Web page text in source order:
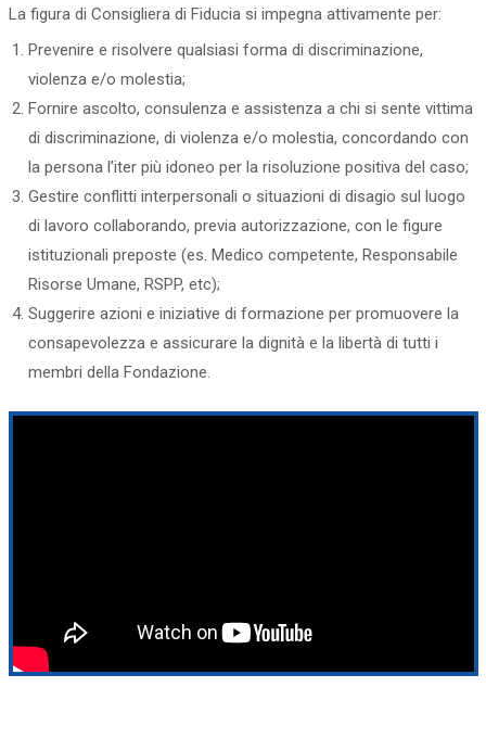
La figura di Consigliera di Fiducia si impegna attivamente per:
Prevenire e risolvere qualsiasi forma di discriminazione,
violenza e/o molestia;
Fornire ascolto, consulenza e assistenza a chi si sente vittima
di discriminazione, di violenza e/o molestia, concordando con
la persona l’iter più idoneo per la risoluzione positiva del caso;
Gestire conflitti interpersonali o situazioni di disagio sul luogo
di lavoro collaborando, previa autorizzazione, con le figure
istituzionali preposte (es. Medico competente, Responsabile
Risorse Umane, RSPP, etc);
Suggerire azioni e iniziative di formazione per promuovere la
consapevolezza e assicurare la dignità e la libertà di tutti i
membri della Fondazione.